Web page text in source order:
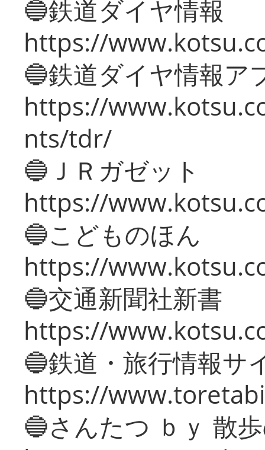
🔵鉄道ダイヤ情報
https://
🔵鉄道ダイヤ情報ア
https://
nts/tdr/
🔵ＪＲガゼット
https://
🔵こどものほん
https://
🔵交通新聞社新書
https://
🔵鉄道・旅行情報サ
https://
🔵さんたつ ｂｙ 散